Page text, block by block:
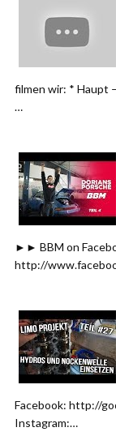
filmen wir: * Haupt
…
►► BBM on
http://
Facebook: http://
Instagram:…